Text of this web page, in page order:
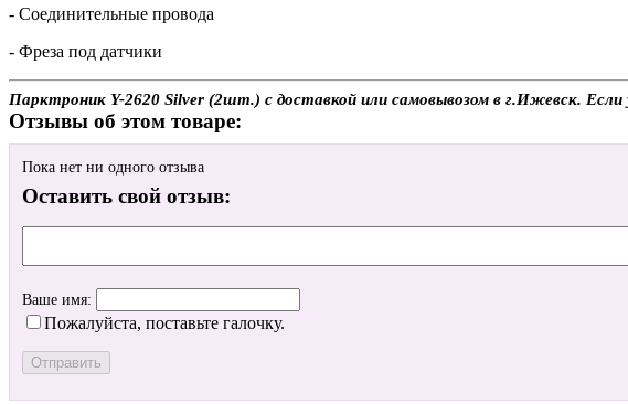
- Соединительные провода
- Фреза под датчики
Парктроник Y-2620 Silver (2шт.) с доставкой или самовывозом в г.Ижевск.
Отзывы об этом товаре:
Пока нет ни одного отзыва
Оставить свой отзыв:
Ваше имя:
Пожалуйста, поставьте галочку.